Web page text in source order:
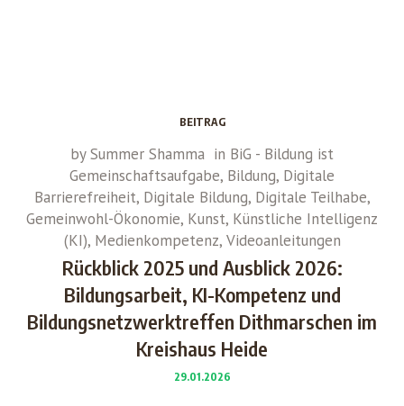
BEITRAG
bySummer Shamma in BiG - Bildung ist
Gemeinschaftsaufgabe, Bildung, Digitale
Barrierefreiheit, Digitale Bildung, Digitale Teilhabe,
Gemeinwohl-Ökonomie, Kunst, Künstliche Intelligenz
(KI), Medienkompetenz, Videoanleitungen
Rückblick 2025 und Ausblick 2026:
Bildungsarbeit, KI-Kompetenz und
Bildungsnetzwerktreffen Dithmarschen im
Kreishaus Heide
29.01.2026